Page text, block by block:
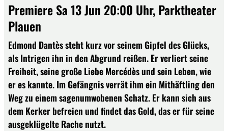
Premiere Sa 13 Jun 20:00 Uhr, Parktheater
Plauen
Edmond Dantès steht kurz vor seinem Gipfel des Glücks,
als Intrigen ihn in den Abgrund reißen. Er verliert seine
Freiheit, seine große Liebe Mercédès und sein Leben, wie
er es kannte. Im Gefängnis verrät ihm ein Mithäftling den
Weg zu einem sagenumwobenen Schatz. Er kann sich aus
dem Kerker befreien und findet das Gold, das er für seine
ausgeklügelte Rache nutzt.